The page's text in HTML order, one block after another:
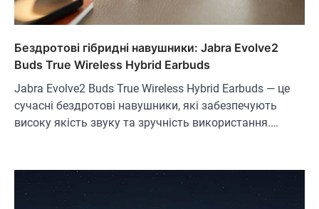
Бездротові гібридні навушники: Jabra Evolve2
Buds True Wireless Hybrid Earbuds
Jabra Evolve2 Buds True Wireless Hybrid Earbuds — це
сучасні бездротові навушники, які забезпечують
високу якість звуку та зручність використання.…